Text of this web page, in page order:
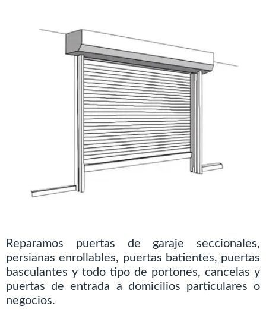
Reparamos puertas de garaje seccionales,
persianas enrollables, puertas batientes, puertas
basculantes y todo tipo de portones, cancelas y
puertas de entrada a domicilios particulares o
negocios.